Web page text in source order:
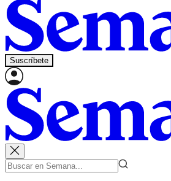
Suscríbete